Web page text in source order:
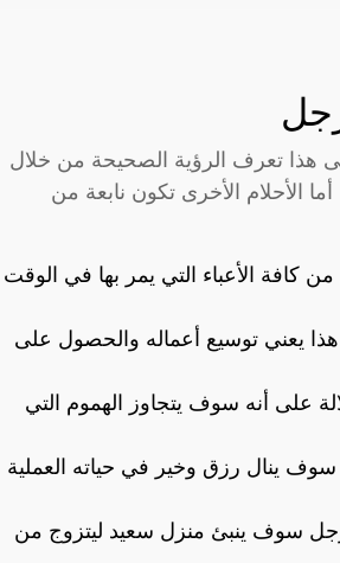
هذا تعرف الرؤية الصحيحة من خلال
الأحلام الأخرى تكون نابعة من
الأعباء التي يمر بها في الوقت
يعني توسيع أعماله والحصول على
على أنه سوف يتجاوز الهموم التي
ينال رزق وخير في حياته العملية
سوف ينبئ منزل سعيد ليتزوج من